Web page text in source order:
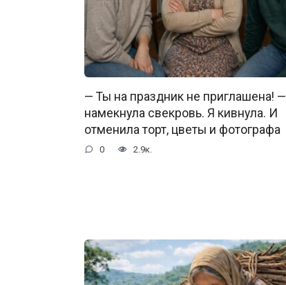
— Ты на праздник не приглашена! —
намекнула свекровь. Я кивнула. И
отменила торт, цветы и фотографа
0 2.9к.